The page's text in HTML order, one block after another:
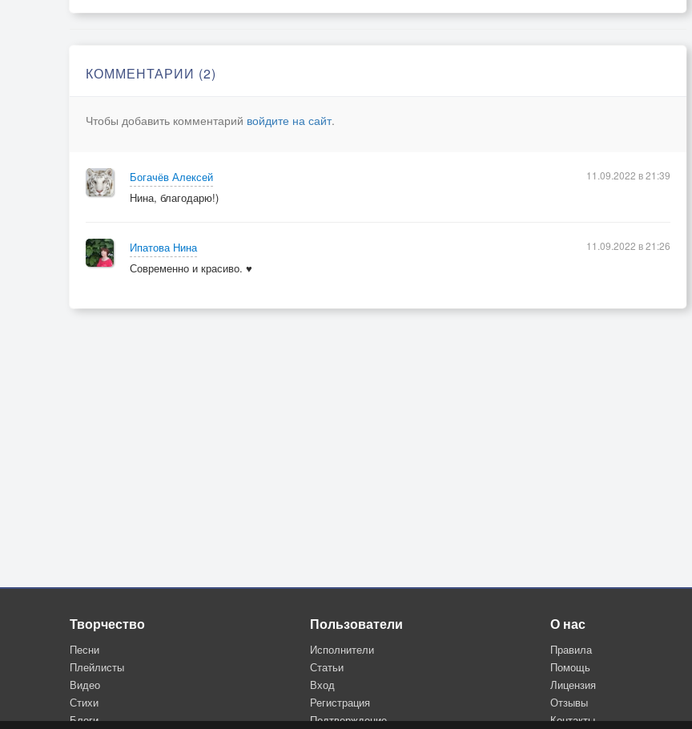
КОММЕНТАРИИ (2)
Чтобы добавить комментарий войдите на сайт.
Богачёв Алексей
Нина, благодарю!)
11.09.2022 в 21:39
Ипатова Нина
Современно и красиво. ♥
11.09.2022 в 21:26
Творчество
Песни
Плейлисты
Видео
Стихи
Блоги
Пользователи
Исполнители
Статьи
Вход
Регистрация
Подтверждение
О нас
Правила
Помощь
Лицензия
Отзывы
Контакты